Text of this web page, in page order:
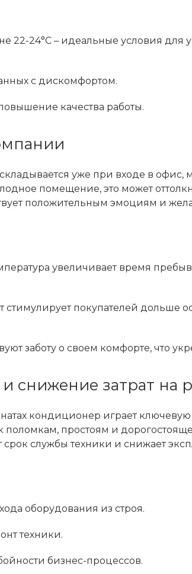
22-24°C – идеальные условия для
с дискомфортом.
качества работы.
уже при входе в офис,
помещение, это может
положительным эмоциям и
увеличивает время
покупателей дольше
заботу о своем комфорте, что
снижение затрат на
кондиционер играет
поломкам, простоям и
службы техники и снижает
оборудования из строя.
техники.
бизнес-процессов.